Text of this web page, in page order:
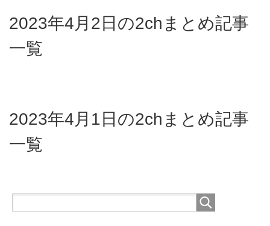
2023年4月2日の2chまとめ記事
一覧
2023年4月1日の2chまとめ記事
一覧